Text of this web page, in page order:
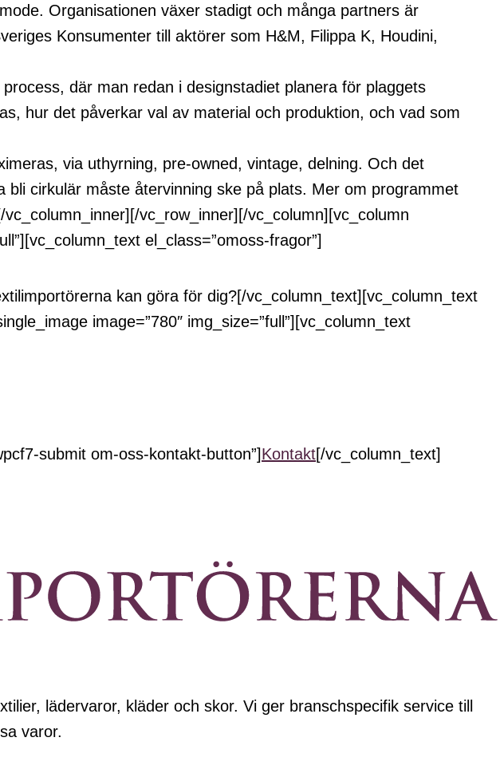
Organisationen växer stadigt och många partners är
Konsumenter till aktörer som H&M, Filippa K, Houdini,
där man redan i designstadiet planera för plaggets
hur det påverkar val av material och produktion, och vad som
via uthyrning, pre-owned, vintage, delning. Och det
cirkulär måste återvinning ske på plats. Mer om programmet
vc_row_inner][/vc_column][vc_column
el_class=”omoss-fragor”]
kan göra för dig?[/vc_column_text][vc_column_text
image=”780″ img_size=”full”][vc_column_text
submit om-oss-kontakt-button”]Kontakt[/vc_column_text]
lädervaror, kläder och skor. Vi ger branschspecifik service till
varor.